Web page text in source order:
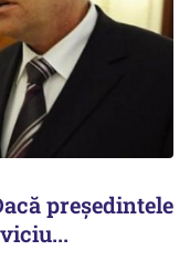
președintele